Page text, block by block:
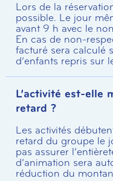
Lors de la
possible. Le jour
avant 9 h avec le
En cas de non-
facturé sera calculé
d’enfants repris sur
L’activité est-elle
retard ?
Les activités
retard du groupe le
pas assurer
d’animation sera
réduction du